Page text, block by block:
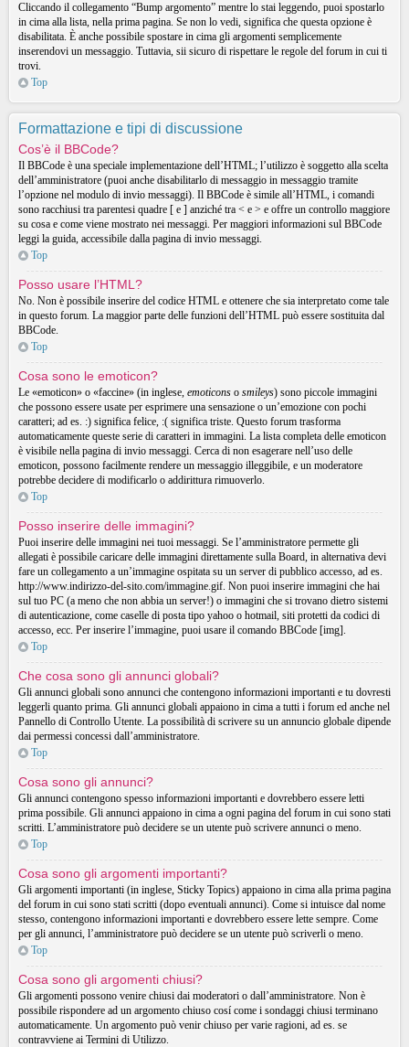
Cliccando il collegamento “Bump argomento” mentre lo stai leggendo, puoi spostarlo
in cima alla lista, nella prima pagina. Se non lo vedi, significa che questa opzione è
disabilitata. È anche possibile spostare in cima gli argomenti semplicemente
inserendovi un messaggio. Tuttavia, sii sicuro di rispettare le regole del forum in cui ti
trovi.
Top
Formattazione e tipi di discussione
Cos’è il BBCode?
Il BBCode è una speciale implementazione dell’HTML; l’utilizzo è soggetto alla scelta
dell’amministratore (puoi anche disabilitarlo di messaggio in messaggio tramite
l’opzione nel modulo di invio messaggi). Il BBCode è simile all’HTML, i comandi
sono racchiusi tra parentesi quadre [ e ] anziché tra < e > e offre un controllo maggiore
su cosa e come viene mostrato nei messaggi. Per maggiori informazioni sul BBCode
leggi la guida, accessibile dalla pagina di invio messaggi.
Top
Posso usare l’HTML?
No. Non è possibile inserire del codice HTML e ottenere che sia interpretato come tale
in questo forum. La maggior parte delle funzioni dell’HTML può essere sostituita dal
BBCode.
Top
Cosa sono le emoticon?
Le «emoticon» o «faccine» (in inglese, emoticons o smileys) sono piccole immagini
che possono essere usate per esprimere una sensazione o un’emozione con pochi
caratteri; ad es. :) significa felice, :( significa triste. Questo forum trasforma
automaticamente queste serie di caratteri in immagini. La lista completa delle emoticon
è visibile nella pagina di invio messaggi. Cerca di non esagerare nell’uso delle
emoticon, possono facilmente rendere un messaggio illeggibile, e un moderatore
potrebbe decidere di modificarlo o addirittura rimuoverlo.
Top
Posso inserire delle immagini?
Puoi inserire delle immagini nei tuoi messaggi. Se l’amministratore permette gli
allegati è possibile caricare delle immagini direttamente sulla Board, in alternativa devi
fare un collegamento a un’immagine ospitata su un server di pubblico accesso, ad es.
http://www.indirizzo-del-sito.com/immagine.gif. Non puoi inserire immagini che hai
sul tuo PC (a meno che non abbia un server!) o immagini che si trovano dietro sistemi
di autenticazione, come caselle di posta tipo yahoo o hotmail, siti protetti da codici di
accesso, ecc. Per inserire l’immagine, puoi usare il comando BBCode [img].
Top
Che cosa sono gli annunci globali?
Gli annunci globali sono annunci che contengono informazioni importanti e tu dovresti
leggerli quanto prima. Gli annunci globali appaiono in cima a tutti i forum ed anche nel
Pannello di Controllo Utente. La possibilità di scrivere su un annuncio globale dipende
dai permessi concessi dall’amministratore.
Top
Cosa sono gli annunci?
Gli annunci contengono spesso informazioni importanti e dovrebbero essere letti
prima possibile. Gli annunci appaiono in cima a ogni pagina del forum in cui sono stati
scritti. L’amministratore può decidere se un utente può scrivere annunci o meno.
Top
Cosa sono gli argomenti importanti?
Gli argomenti importanti (in inglese, Sticky Topics) appaiono in cima alla prima pagina
del forum in cui sono stati scritti (dopo eventuali annunci). Come si intuisce dal nome
stesso, contengono informazioni importanti e dovrebbero essere lette sempre. Come
per gli annunci, l’amministratore può decidere se un utente può scriverli o meno.
Top
Cosa sono gli argomenti chiusi?
Gli argomenti possono venire chiusi dai moderatori o dall’amministratore. Non è
possibile rispondere ad un argomento chiuso cosí come i sondaggi chiusi terminano
automaticamente. Un argomento può venir chiuso per varie ragioni, ad es. se
contravviene ai Termini di Utilizzo.